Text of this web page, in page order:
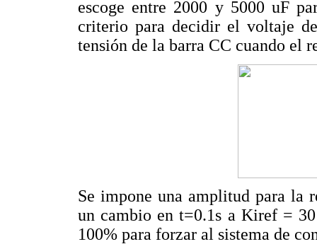
escoge entre 2000 y 5000 uF
criterio para decidir el voltaje
tensión de la barra CC cuando el
Se impone una amplitud para la
un cambio en t=0.1s a Kiref =
100% para forzar al sistema de